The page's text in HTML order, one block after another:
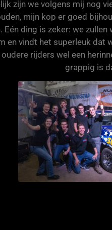
zijn we volgens mij nog
mijn kop er goed
ding is zeker: we
en vindt het superleuk dat
rijders wel een
grappig is